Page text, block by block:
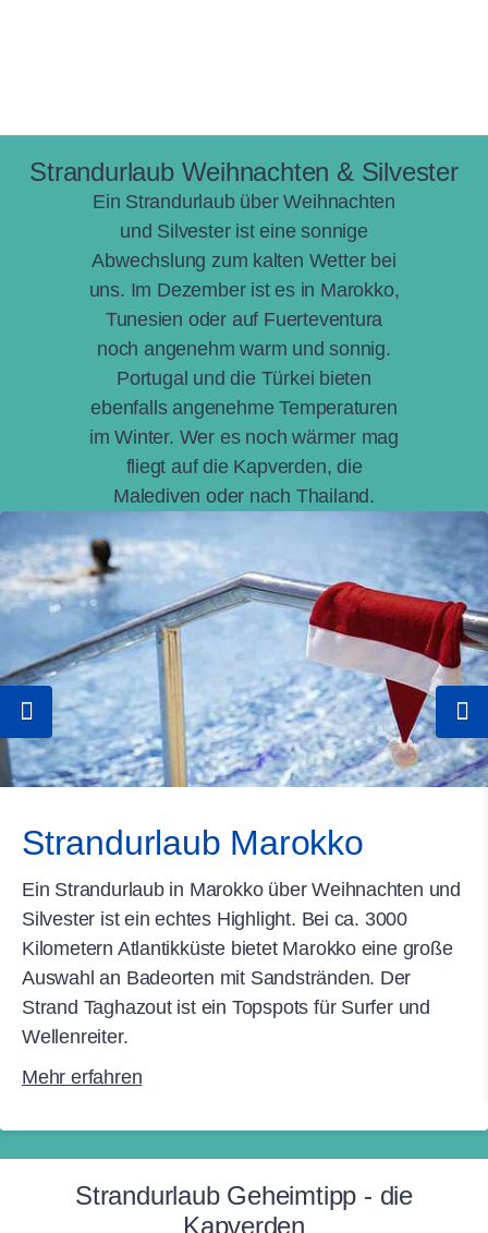
Strandurlaub Weihnachten & Silvester
Ein Strandurlaub über Weihnachten
und Silvester ist eine sonnige
Abwechslung zum kalten Wetter bei
uns. Im Dezember ist es in Marokko,
Tunesien oder auf Fuerteventura
noch angenehm warm und sonnig.
Portugal und die Türkei bieten
ebenfalls angenehme Temperaturen
im Winter. Wer es noch wärmer mag
fliegt auf die Kapverden, die
Malediven oder nach Thailand.
Strandurlaub Marokko
Ein Strandurlaub in Marokko über Weihnachten und
Silvester ist ein echtes Highlight. Bei ca. 3000
Kilometern Atlantikküste bietet Marokko eine große
Auswahl an Badeorten mit Sandstränden. Der
Strand Taghazout ist ein Topspots für Surfer und
Wellenreiter.
Mehr erfahren
Strandurlaub Geheimtipp - die
Kapverden